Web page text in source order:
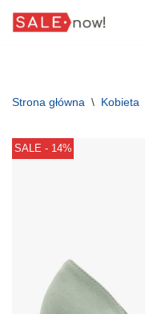
Strona główna \ Kobieta
SALE - 14%